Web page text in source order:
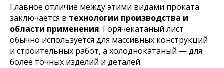
Главное отличие между этими видами проката
заключается в технологии производства и
области применения. Горячекатаный лист
обычно используется для массивных конструкций
и строительных работ, а холоднокатаный — для
более точных изделий и деталей.